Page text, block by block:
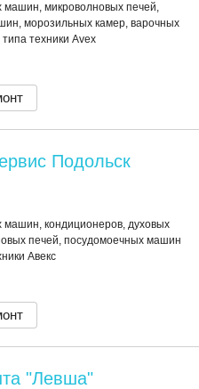
машин, микроволновых печей,
морозильных камер, варочных
техники Avex
Подольск
машин, кондиционеров, духовых
печей, посудомоечных машин
Авекс
"Левша"